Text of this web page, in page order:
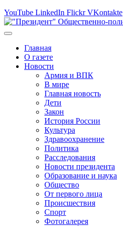
YouTube LinkedIn Flickr VKontakte
Главная
О газете
Новости
Армия и ВПК
В мире
Главная новость
Дети
Закон
История России
Культура
Здравоохранение
Политика
Расследования
Новости президента
Образование и наука
Общество
От первого лица
Происшествия
Спорт
Фотогалерея